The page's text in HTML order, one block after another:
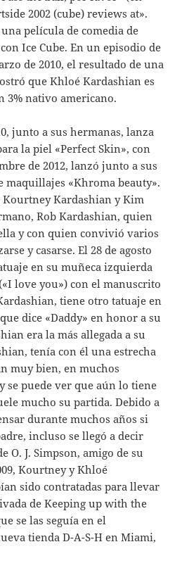
2002 (cube) reviews at».
película de comedia de
Ice Cube. En un episodio de
de 2010, el resultado de una
que Khloé Kardashian es
3% nativo americano.
junto a sus hermanas, lanza
la piel «Perfect Skin», con
de 2012, lanzó junto a sus
maquillajes «Khroma beauty».
Kourtney Kardashian y Kim
Rob Kardashian, quien
y con quien convivió varios
y casarse. El 28 de agosto
en su muñeca izquierda
love you») con el manuscrito
tiene otro tatuaje en
dice «Daddy» en honor a su
era la más allegada a su
tenía con él una estrecha
muy bien, en muchos
se puede ver que aún lo tiene
mucho su partida. Debido a
durante muchos años si
incluso se llegó a decir
O. J. Simpson, amigo de su
Kourtney y Khloé
sido contratadas para llevar
de Keeping up with the
se las seguía en el
tienda D-A-S-H en Miami,